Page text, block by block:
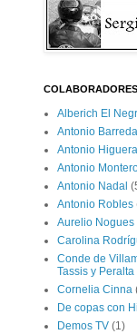
COLABORADORES
Alberich El
Antonio Barreda
Antonio
Antonio
Antonio Nadal
Antonio Robles
Aurelio Nogues
Carolina
Conde de
Tassis y Peralta
Cornelia Cinna
De copas con
Demos TV (1)